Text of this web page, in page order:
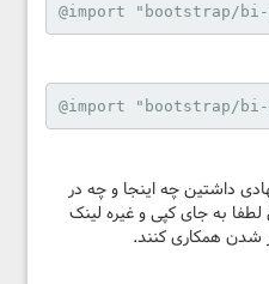
@import "bootstrap/
@import "bootstrap/
داشتین چه اینجا و چه در
لطفا به جای کپی و غیره لینک
شدن همکاری کنند.